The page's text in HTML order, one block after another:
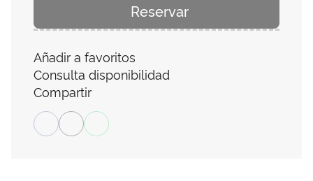
Reservar
Añadir a favoritos
Consulta disponibilidad
Compartir